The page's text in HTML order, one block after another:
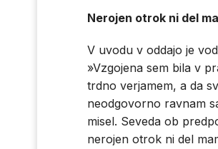
Nerojen otrok ni del
V uvodu v oddajo je
»Vzgojena sem bila v
trdno verjamem, a da
neodgovorno ravnam
misel. Seveda ob
nerojen otrok ni del